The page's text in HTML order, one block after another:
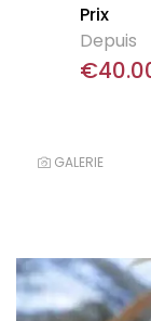
Prix
Depuis
€
GALERIE